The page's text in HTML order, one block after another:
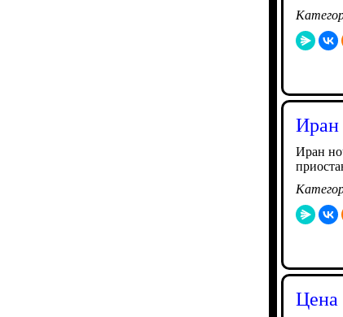
Иран
Иран
Цена